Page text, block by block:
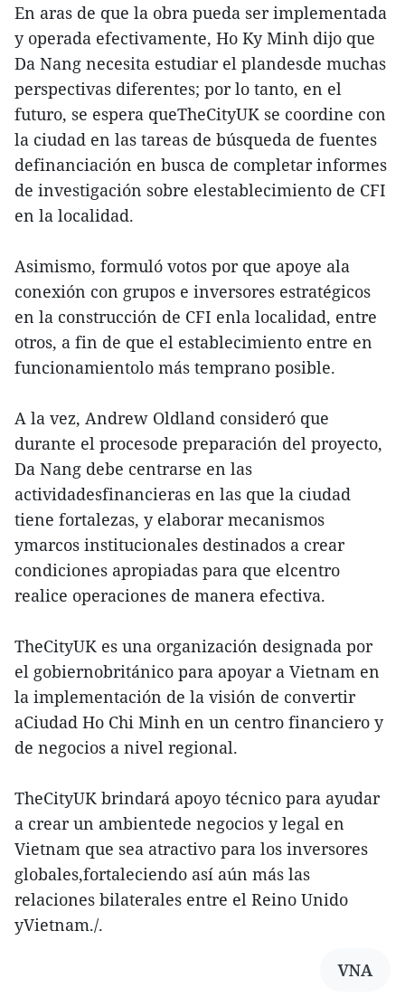
En aras de que la obra pueda ser implementada
y operada efectivamente, Ho Ky Minh dijo que
Da Nang necesita estudiar el plandesde muchas
perspectivas diferentes; por lo tanto, en el
futuro, se espera queTheCityUK se coordine con
la ciudad en las tareas de búsqueda de fuentes
definanciación en busca de completar informes
de investigación sobre elestablecimiento de CFI
en la localidad.
Asimismo, formuló votos por que apoye ala
conexión con grupos e inversores estratégicos
en la construcción de CFI enla localidad, entre
otros, a fin de que el establecimiento entre en
funcionamientolo más temprano posible.
A la vez, Andrew Oldland consideró que
durante el procesode preparación del proyecto,
Da Nang debe centrarse en las
actividadesfinancieras en las que la ciudad
tiene fortalezas, y elaborar mecanismos
ymarcos institucionales destinados a crear
condiciones apropiadas para que elcentro
realice operaciones de manera efectiva.
TheCityUK es una organización designada por
el gobiernobritánico para apoyar a Vietnam en
la implementación de la visión de convertir
aCiudad Ho Chi Minh en un centro financiero y
de negocios a nivel regional.
TheCityUK brindará apoyo técnico para ayudar
a crear un ambientede negocios y legal en
Vietnam que sea atractivo para los inversores
globales,fortaleciendo así aún más las
relaciones bilaterales entre el Reino Unido
yVietnam./.
VNA